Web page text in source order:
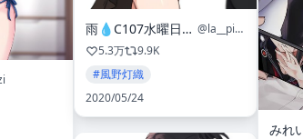
雨💧C107水曜日東カ06ab
@la__pioggia
5.3万
9.9K
#風野灯織
2020/05/24
みれ